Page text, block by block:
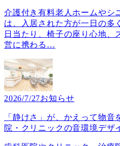
介護付き有料老人ホームやシ
は、入居された方が一日の多
日当たり、椅子の座り心地、
営に携わる …
2026/7/27お知らせ
「静けさ」が、かえって物
院・クリニックの音環境デザ